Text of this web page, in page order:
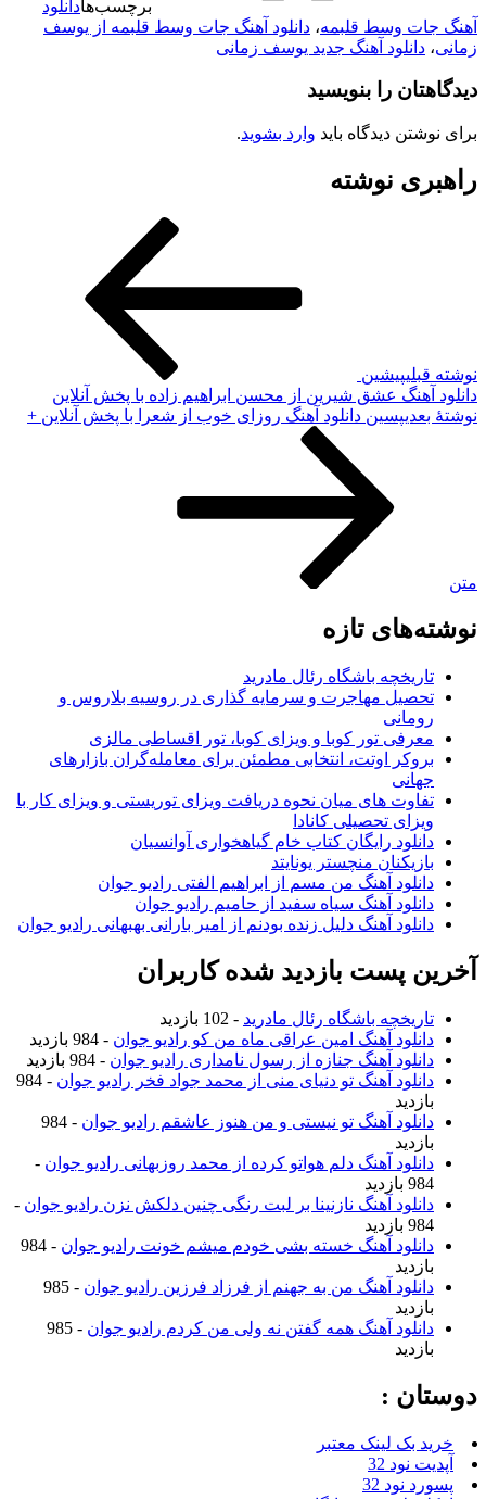
برچسب‌هادانلود
جات وسط قلبمه،دانلود آهنگ جات وسط قلبمه از یوسف
،دانلود آهنگ جدید یوسف زمانی
را بنویسید
نوشتن دیدگاه بایدوارد بشوید.
نوشته
قبلیپیشین
آهنگ عشق شیرین از محسن ابراهیم زاده با پخش آنلاین
بعدیپسین دانلود آهنگ روزای خوب از شعرا با پخش آنلاین +
تازه
تاریخچه باشگاه رئال مادرید
تحصیل مهاجرت و سرمایه گذاری در روسیه بلاروس و
رومانی
معرفی تور کوبا و ویزای کوبا، تور اقساطی مالزی
بروکر اوتت، انتخابی مطمئن برای معامله‌گران بازارهای
جهانی
تفاوت های میان نحوه دریافت ویزای توریستی و ویزای کار با
ویزای تحصیلی کانادا
دانلود رایگان کتاب خام گیاهخواری آوانسیان
بازیکنان منچستر یونایتد
دانلود آهنگ من مسم از ابراهیم الفتی رادیو جوان
دانلود آهنگ سیاه سفید از حامیم رادیو جوان
دانلود آهنگ دلیل زنده بودنم از امیر بارانی بهبهانی رادیو جوان
پست بازدید شده کاربران
تاریخچه باشگاه رئال مادرید- 102 بازدید
دانلود آهنگ امین عراقی ماه من کو رادیو جوان- 984 بازدید
دانلود آهنگ جنازه از رسول نامداری رادیو جوان- 984 بازدید
دانلود آهنگ تو دنیای منی از محمد جواد فخر رادیو جوان
- 984
بازدید
دانلود آهنگ تو نیستی و من هنوز عاشقم رادیو جوان
- 984
بازدید
دانلود آهنگ دلم هواتو کرده از محمد روزبهانی رادیو جوان-
984 بازدید
دانلود آهنگ نازنینا بر لبت رنگی چنین دلکش نزن رادیو جوان-
984 بازدید
دانلود آهنگ خسته بشی خودم میشم خونت رادیو جوان
- 984
بازدید
دانلود آهنگ من به جهنم از فرزاد فرزین رادیو جوان
- 985
بازدید
دانلود آهنگ همه گفتن نه ولی من کردم رادیو جوان
- 985
بازدید
:
خرید بک لینک معتبر
آپدیت نود 32
پسورد نود 32